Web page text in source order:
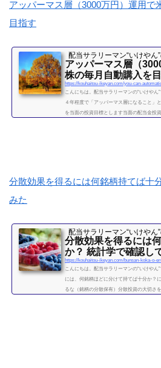
続きを読む
アッパーマス層（3000万円）運用で
目指す
配当サラリーマン“いけやん
アッパーマス層（
株の毎月自動購入を
こんにちは。配当サラリーマンの“いけやん
４年程度で「アッパーマス層になること」
を当面の投資目標とします当面の配当金投
分散効果を得るには何銘柄持てば十
みた
配当サラリーマン“いけやん
分散効果を得るには
か？ 統計学で確認し
こんにちは。配当サラリーマンの“いけや
には、何銘柄ほどに分けて持てば十分か？
るな（銘柄の分散保有）分散投資の大切さ